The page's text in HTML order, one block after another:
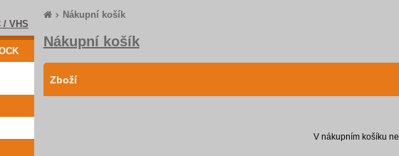
/ VHS
Nákupní košík
Nákupní košík
Zboží
V nákupním košíku